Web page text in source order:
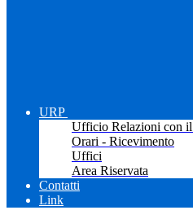
URP
Ufficio Relazioni con
Orari - Ricevimento
Uffici
Area Riservata
Contatti
Link